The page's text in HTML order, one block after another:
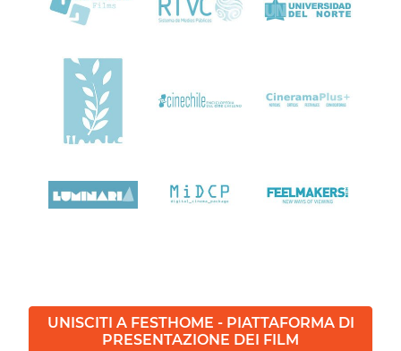
UNISCITI A FESTHOME - PIATTAFORMA DI
PRESENTAZIONE DEI FILM